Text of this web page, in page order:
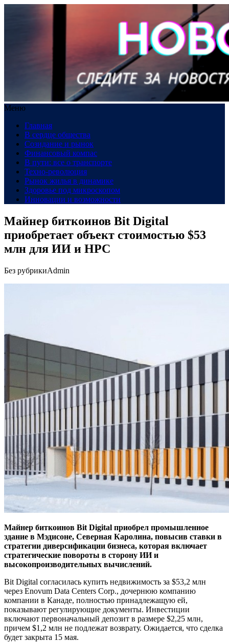
Меню
Главная
В сердце общества
Созидание и рынок
Финансовый компас
В пути: все о транспорте
Техно-революция
Рынок жилья в динамике
Здоровье под микроскопом
Инновации и возможности
Майнер биткоинов Bit Digital
приобретает объект стоимостью $53
млн для ИИ и HPC
Без рубрикиAdmin
Майнер биткоинов Bit Digital приобрел промышленное
здание в Мэдисоне, Северная Каролина, повысив ставки в
стратегии диверсификации бизнеса, которая включает
стратегические повороты в сторону ИИ и
высокопроизводительных вычислений.
Bit Digital согласилась купить недвижимость за $53,2 млн
через Enovum Data Centers Corp., дочернюю компанию
компании в Канаде, полностью принадлежащую ей,
показывают регулирующие документы. Инвестиции
включают первоначальный депозит в размере $2,25 млн,
причем $1,2 млн не подлежат возврату. Ожидается, что сделка
будет закрыта 15 мая.